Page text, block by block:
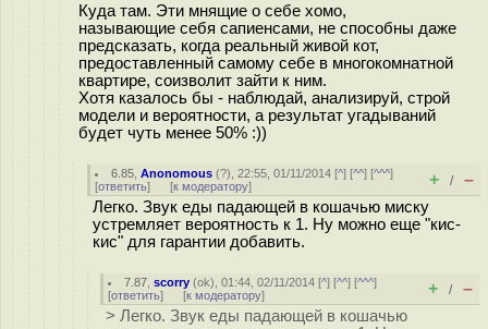
Куда там. Эти мнящие о себе хомо,
называющие себя сапиенсами, не способны даже
предсказать, когда реальный живой кот,
предоставленный самому себе в многокомнатной
квартире, соизволит зайти к ним.
Хотя казалось бы - наблюдай, анализируй, строй
модели и вероятности, а результат угадываний
будет чуть менее 50% :))
6.85 ,Anonomous (?), 22:55, 01/11/2014 [^] [^^] [^^^]
[ответить] [к модератору] + / –
Легко. Звук еды падающей в кошачью миску
устремляет вероятность к 1. Ну можно еще "кис-
кис" для гарантии добавить.
7.87 ,scorry (ok), 01:44, 02/11/2014 [^] [^^] [^^^]
[ответить] [к модератору] + / –
> Легко. Звук еды падающей в кошачью